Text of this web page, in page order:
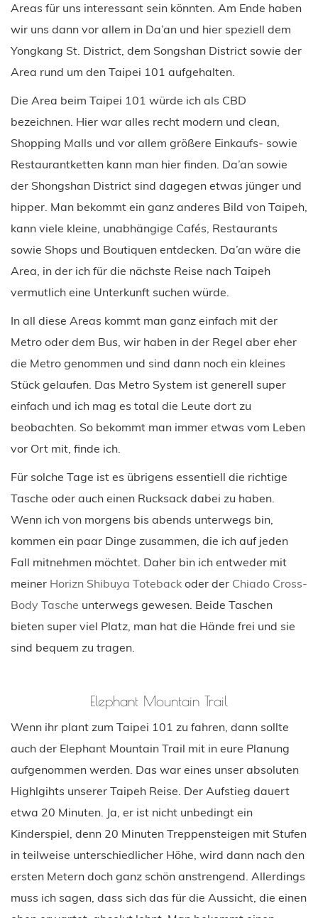
Areas für uns interessant sein könnten. Am Ende haben
wir uns dann vor allem in Da’an und hier speziell dem
Yongkang St. District, dem Songshan District sowie der
Area rund um den Taipei 101 aufgehalten.
Die Area beim Taipei 101 würde ich als CBD
bezeichnen. Hier war alles recht modern und clean,
Shopping Malls und vor allem größere Einkaufs- sowie
Restaurantketten kann man hier finden. Da’an sowie
der Shongshan District sind dagegen etwas jünger und
hipper. Man bekommt ein ganz anderes Bild von Taipeh,
kann viele kleine, unabhängige Cafés, Restaurants
sowie Shops und Boutiquen entdecken. Da’an wäre die
Area, in der ich für die nächste Reise nach Taipeh
vermutlich eine Unterkunft suchen würde.
In all diese Areas kommt man ganz einfach mit der
Metro oder dem Bus, wir haben in der Regel aber eher
die Metro genommen und sind dann noch ein kleines
Stück gelaufen. Das Metro System ist generell super
einfach und ich mag es total die Leute dort zu
beobachten. So bekommt man immer etwas vom Leben
vor Ort mit, finde ich.
Für solche Tage ist es übrigens essentiell die richtige
Tasche oder auch einen Rucksack dabei zu haben.
Wenn ich von morgens bis abends unterwegs bin,
kommen ein paar Dinge zusammen, die ich auf jeden
Fall mitnehmen möchtet. Daher bin ich entweder mit
meiner Horizn Shibuya Toteback oder der Chiado Cross-
Body Tasche unterwegs gewesen. Beide Taschen
bieten super viel Platz, man hat die Hände frei und sie
sind bequem zu tragen.
Elephant Mountain Trail
Wenn ihr plant zum Taipei 101 zu fahren, dann sollte
auch der Elephant Mountain Trail mit in eure Planung
aufgenommen werden. Das war eines unser absoluten
Highlgihts unserer Taipeh Reise. Der Aufstieg dauert
etwa 20 Minuten. Ja, er ist nicht unbedingt ein
Kinderspiel, denn 20 Minuten Treppensteigen mit Stufen
in teilweise unterschiedlicher Höhe, wird dann nach den
ersten Metern doch ganz schön anstrengend. Allerdings
muss ich sagen, dass sich das für die Aussicht, die einen